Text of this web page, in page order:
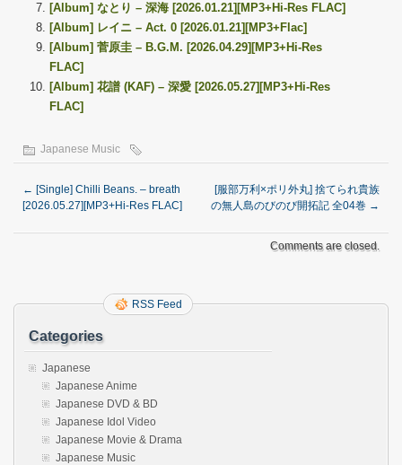
[Album] なとり – 深海 [2026.01.21][MP3+Hi-Res FLAC]
[Album] レイニ – Act. 0 [2026.01.21][MP3+Flac]
[Album] 菅原圭 – B.G.M. [2026.04.29][MP3+Hi-Res
FLAC]
[Album] 花譜 (KAF) – 深愛 [2026.05.27][MP3+Hi-Res
FLAC]
Japanese Music
← [Single] Chilli Beans. – breath
[2026.05.27][MP3+Hi-Res FLAC]
[服部万利×ポリ外丸] 捨てられ貴族
の無人島のびのび開拓記 全04巻 →
Comments are closed.
RSS Feed
Categories
Japanese
Japanese Anime
Japanese DVD & BD
Japanese Idol Video
Japanese Movie & Drama
Japanese Music